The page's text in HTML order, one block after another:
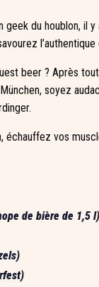
du houblon, il
l’authentique
beer ? Après
soyez
vos
de bière de 1,5 l)